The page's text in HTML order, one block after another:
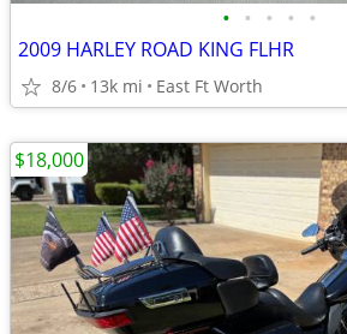
• • • • •
2009 HARLEY ROAD KING FLHR
8/6 13k mi East Ft Worth
$18,000